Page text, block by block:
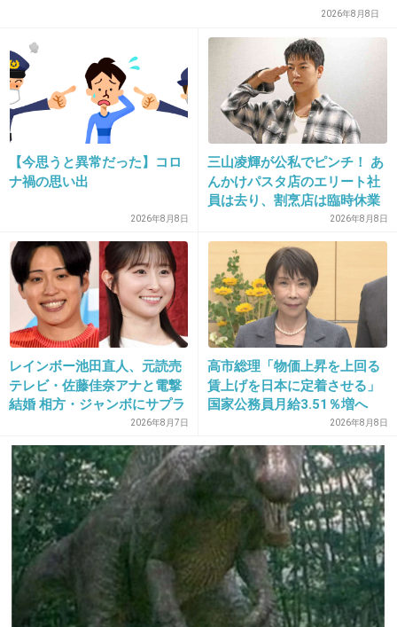
32. 匿名 2019/01/08(火) 20:25:49
姉と兄は母親似
私は父親似
+0 -0
2019/01/08(火) 20:28:04
主と同じだ！長女の私は父親似、妹と弟は母親似。
+0 -0
年取って来て自分の顔に母の面影を見るようになった
-0
35. 匿名2019/01/08(火) 20:31:24
私も兄も父似
そして私は兄似
+0 -0
2026年8月8日
【今思うと異常だった】コロ
ナ禍の思い出
2026年8月8日
三山凌輝が公私でピンチ！ あ
んかけパスタ店のエリート社
員は去り、割烹店は臨時休業
2026年8月8日
レインボー池田直人、元読売
テレビ・佐藤佳奈アナと電撃
結婚 相方・ジャンボにサプラ
2026年8月7日
高市総理「物価上昇を上回る
賃上げを日本に定着させる」
国家公務員月給3.51％増へ
2026年8月8日